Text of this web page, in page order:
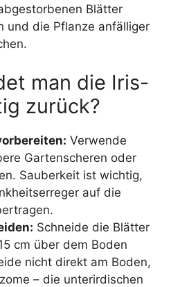
Blätter
und die Pflanze anfälliger
man die Iris-
zurück?
Verwende
Gartenscheren oder
Sauberkeit ist wichtig,
auf die
Schneide die Blätter
cm über dem Boden
nicht direkt am Boden,
– die unterirdischen